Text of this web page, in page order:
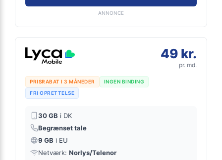
ANNONCE
49 kr.
pr. md.
PRISRABAT I 3 MÅNEDER
INGEN BINDING
FRI OPRETTELSE
30 GB i DK
Begrænset tale
9 GB i EU
Netværk: Norlys/Telenor